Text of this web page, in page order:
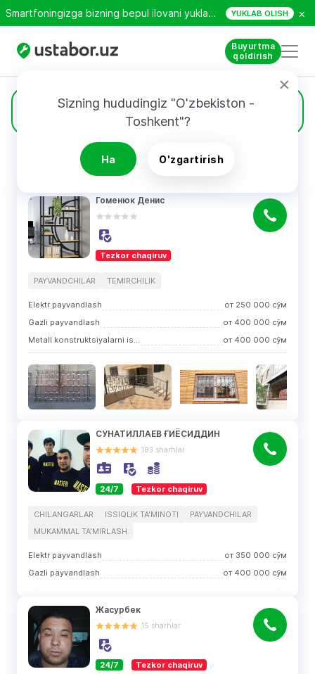
Smartfoningizga bizning bepul ilovani yuklab oling! YUKLAB OLISH ×
Buyurtma
qoldirish
Sizning hududingiz "O'zbekiston -
Toshkent"?
Ha O'zgartirish
Payvandchilar
QIDIRUV NATIJALARI
Гоменюк Денис
Tezkor chaqiruv
PAYVANDCHILAR TEMIRCHILIK
Elektr payvandlash от 250 000 сўм
Gazli payvandlash
от 400 000 сўм
Metall konstruktsiyalarni ishlab chiqarish
от 400 000 сўм
СУНАТИЛЛАЕВ ҒИЁСИДДИН
183 sharhlar
24/7 Tezkor chaqiruv
CHILANGARLAR ISSIQLIK TA'MINOTI
PAYVANDCHILAR
MUKAMMAL TA'MIRLASH
Elektr payvandlash от 350 000 сўм
Gazli payvandlash
от 400 000 сўм
Жасурбек
15 sharhlar
24/7 Tezkor chaqiruv